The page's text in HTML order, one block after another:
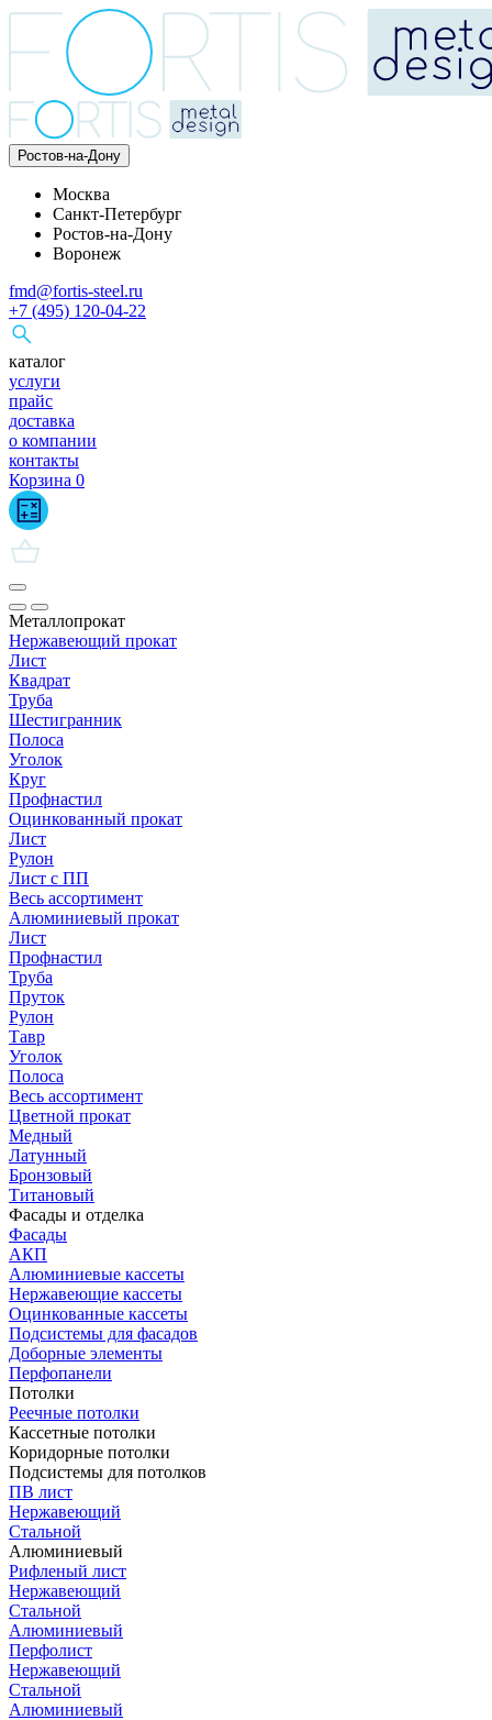
Ростов-на-Дону
Москва
Санкт-Петербург
Ростов-на-Дону
Воронеж
fmd@fortis-steel.ru
+7 (495) 120-04-22
каталог
услуги
прайс
доставка
о компании
контакты
Корзина 0
Металлопрокат
Нержавеющий прокат
Лист
Квадрат
Труба
Шестигранник
Полоса
Уголок
Круг
Профнастил
Оцинкованный прокат
Лист
Рулон
Лист с ПП
Весь ассортимент
Алюминиевый прокат
Лист
Профнастил
Труба
Пруток
Рулон
Тавр
Уголок
Полоса
Весь ассортимент
Цветной прокат
Медный
Латунный
Бронзовый
Титановый
Фасады и отделка
Фасады
АКП
Алюминиевые кассеты
Нержавеющие кассеты
Оцинкованные кассеты
Подсистемы для фасадов
Доборные элементы
Перфопанели
Потолки
Реечные потолки
Кассетные потолки
Коридорные потолки
Подсистемы для потолков
ПВ лист
Нержавеющий
Стальной
Алюминиевый
Рифленый лист
Нержавеющий
Стальной
Алюминиевый
Перфолист
Нержавеющий
Стальной
Алюминиевый